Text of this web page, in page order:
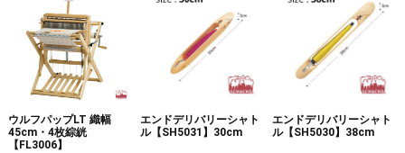
ウルフパップLT 織幅
45cm・4枚綜絖
【FL3006】
エンドデリバリーシャト
ル【SH5031】30cm
エンドデリバリーシャト
ル【SH5030】38cm